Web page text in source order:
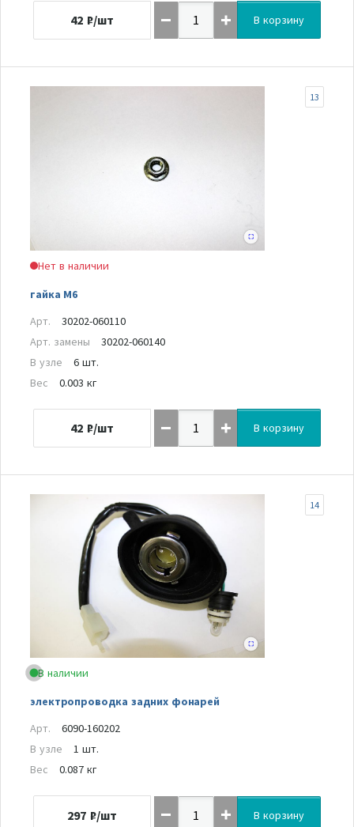
42 ₽/шт В корзину
Нет в наличии
гайка М6
13
Арт.
30202-060110
Арт. замены
30202-060140
В узле
6 шт.
Вес
0.003 кг
42 ₽/шт В корзину
В наличии
электропроводка задних фонарей
14
Арт.
6090-160202
В узле
1 шт.
Вес
0.087 кг
297 ₽/шт В корзину